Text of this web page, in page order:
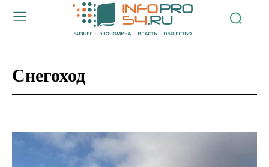
Снегоход